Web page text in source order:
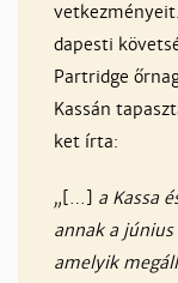
da­pes­ti
Part­rid­ge
Kas­sán
ket ír­ta:
„[…] a Kas­sa
an­nak a
ame­lyik